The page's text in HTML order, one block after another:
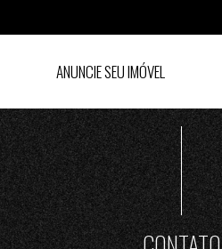
ANUNCIE SEU IMÓVEL